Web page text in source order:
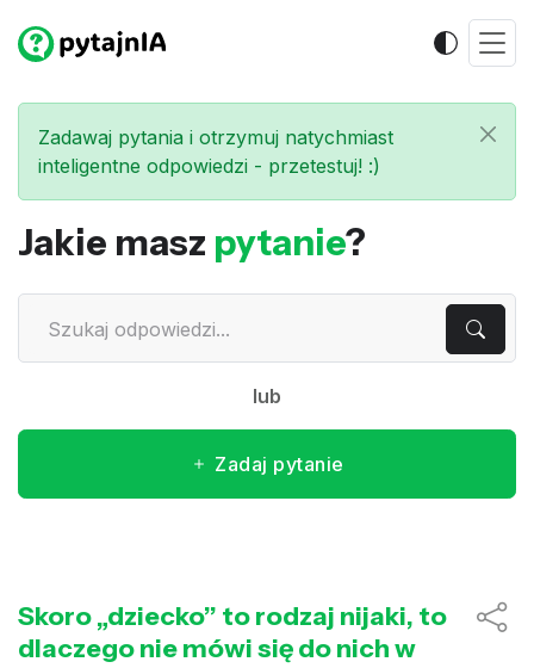
Zadawaj pytania i otrzymuj natychmiast
inteligentne odpowiedzi - przetestuj! :)
Jakie masz pytanie?
lub
Zadaj pytanie
Skoro „dziecko” to rodzaj nijaki, to
dlaczego nie mówi się do nich w